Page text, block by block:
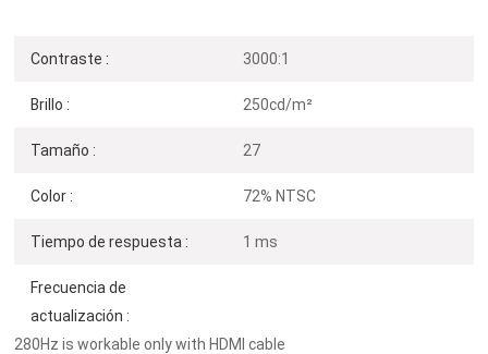
Contraste : 3000:1
Brillo : 250cd/m²
Tamaño : 27
Color : 72% NTSC
Tiempo de respuesta : 1 ms
Frecuencia de
actualización :
280Hz is workable only with HDMI cable